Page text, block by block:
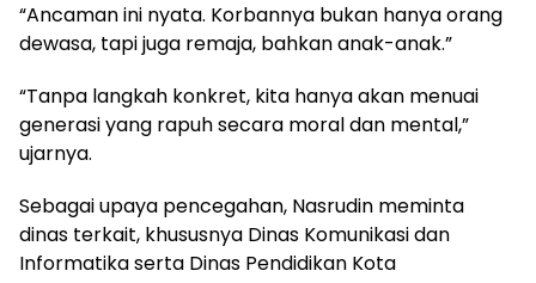
“Ancaman ini nyata. Korbannya bukan hanya orang
dewasa, tapi juga remaja, bahkan anak-anak.”
“Tanpa langkah konkret, kita hanya akan menuai
generasi yang rapuh secara moral dan mental,”
ujarnya.
Sebagai upaya pencegahan, Nasrudin meminta
dinas terkait, khususnya Dinas Komunikasi dan
Informatika serta Dinas Pendidikan Kota